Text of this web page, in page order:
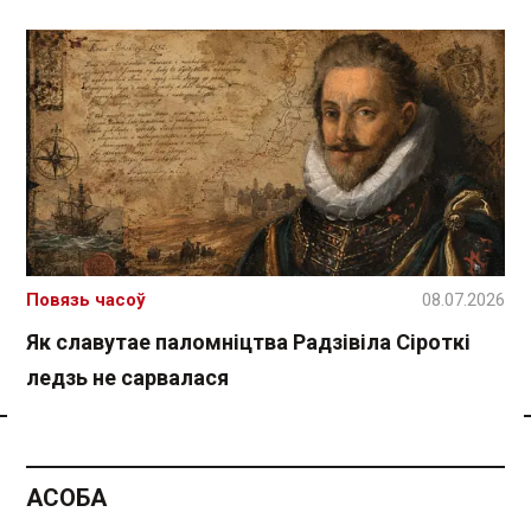
Як славутае паломніцтва Радзівіла Сіроткі
ледзь не сарвалася
Повязь часоў 08.07.2026
АСОБА